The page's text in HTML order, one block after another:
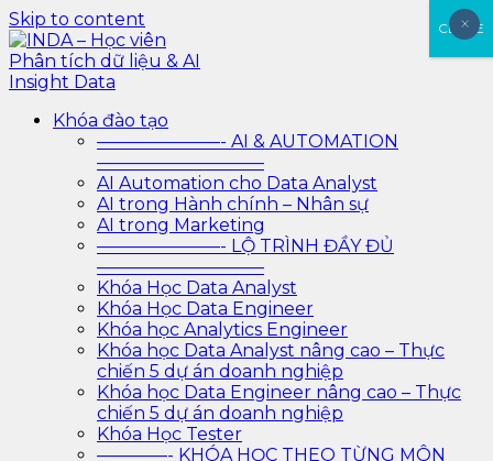
Skip to content
INDA – Học viên Phân tích dữ liệu & AI Insight Data
INDA – Học viện Đào tạo phân tích dữ liệu & AI chuyên
sâu cho ngành ngân hàng – bảo hiểm – chứng khoán
và doanh nghiệp với các project thực tế, cá nhân hóa
lộ trình với AI
Khóa đào tạo
———————- AI & AUTOMATION
—————————–
AI Automation cho Data Analyst
AI trong Hành chính – Nhân sự
AI trong Marketing
———————- LỘ TRÌNH ĐẦY ĐỦ
—————————–
Khóa Học Data Analyst
Khóa Học Data Engineer
Khóa học Analytics Engineer
Khóa học Data Analyst nâng cao – Thực
chiến 5 dự án doanh nghiệp
Khóa học Data Engineer nâng cao – Thực
chiến 5 dự án doanh nghiệp
Khóa Học Tester
————- KHÓA HỌC THEO TỪNG MÔN
×
CLOSE
×